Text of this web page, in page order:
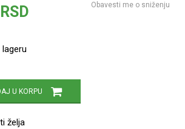
RSD Obavesti me o sniženju
U KORPU
želja